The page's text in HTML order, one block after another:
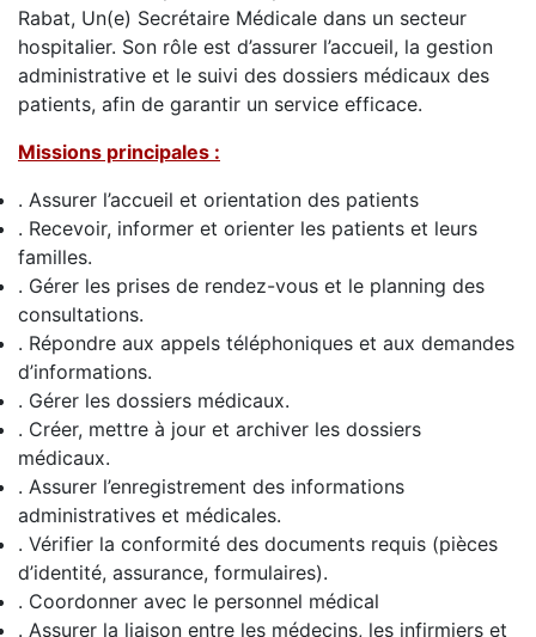
Rabat, Un(e) Secrétaire Médicale dans un secteur
hospitalier. Son rôle est d’assurer l’accueil, la gestion
administrative et le suivi des dossiers médicaux des
patients, afin de garantir un service efficace.
Missions principales :
. Assurer l’accueil et orientation des patients
. Recevoir, informer et orienter les patients et leurs
familles.
. Gérer les prises de rendez-vous et le planning des
consultations.
. Répondre aux appels téléphoniques et aux demandes
d’informations.
. Gérer les dossiers médicaux.
. Créer, mettre à jour et archiver les dossiers
médicaux.
. Assurer l’enregistrement des informations
administratives et médicales.
. Vérifier la conformité des documents requis (pièces
d’identité, assurance, formulaires).
. Coordonner avec le personnel médical
. Assurer la liaison entre les médecins, les infirmiers et